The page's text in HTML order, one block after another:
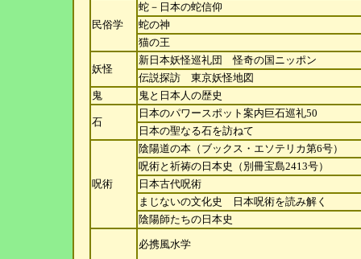
民俗学
蛇－日本の蛇信仰
蛇の神
猫の王
妖怪
新日本妖怪巡礼団 怪奇の国ニッポン
伝説探訪 東京妖怪地図
鬼
鬼と日本人の歴史
石
日本のパワースポット案内巨石巡礼50
日本の聖なる石を訪ねて
呪術
陰陽道の本（ブックス・エソテリカ第6号）
呪術と祈祷の日本史（別冊宝島2413号）
日本古代呪術
まじないの文化史 日本呪術を読み解く
陰陽師たちの日本史
必携風水学